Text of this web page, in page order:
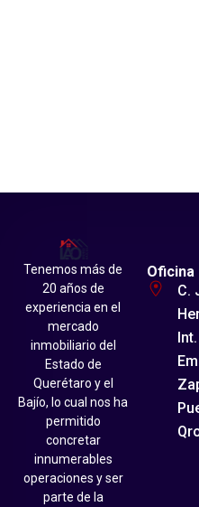
Tenemos más de
20 años de
experiencia en el
mercado
inmobiliario del
Estado de
Querétaro y el
Bajío, lo cual nos ha
permitido
concretar
innumerables
operaciones y ser
parte de la
Oficina
C.